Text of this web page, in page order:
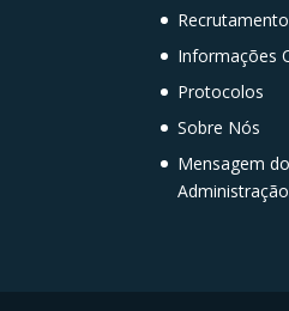
Recrutamento
Informações
Protocolos
Sobre Nós
Mensagem
Administração